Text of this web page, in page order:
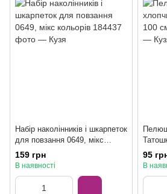
Набір наколінників і шкарпеток
для повзання 0649, мікс
кольорів
159 грн
В наявності
види
95
В